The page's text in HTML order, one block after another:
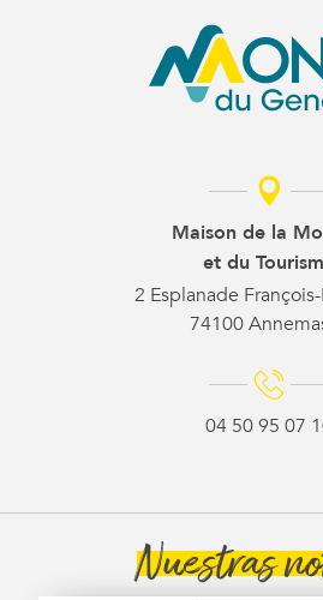
Maison de la
et du
2 Esplanade
74100
04 50 95 07
Nuestras